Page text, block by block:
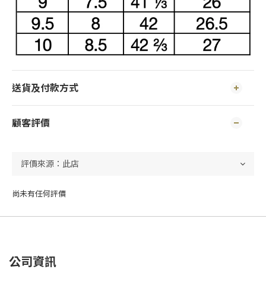
送貨及付款方式
顧客評價
尚未有任何評價
公司資訊